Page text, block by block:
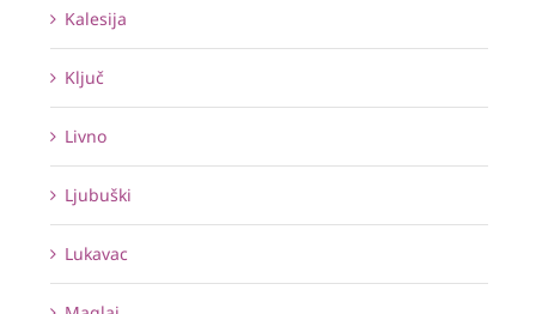
Kalesija
Ključ
Livno
Ljubuški
Lukavac